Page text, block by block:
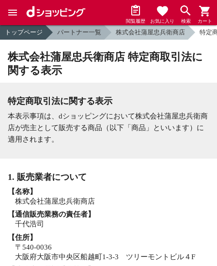
閲覧履歴 お気に入り 検索 カート
トップページ パートナー一覧 株式会社蒲屋忠兵衛商店 特定
株式会社蒲屋忠兵衛商店 特定商取引法に
関する表示
特定商取引法に関する表示
本表示事項は、dショッピングにおいて株式会社蒲屋忠兵衛商
店が売主として販売する商品（以下「商品」といいます）に
適用されます。
1. 販売業者について
【名称】
株式会社蒲屋忠兵衛商店
【通信販売業務の責任者】
千代浩司
【住所】
〒540-0036
大阪府大阪市中央区船越町1-3-3 ツリーモントビル４F